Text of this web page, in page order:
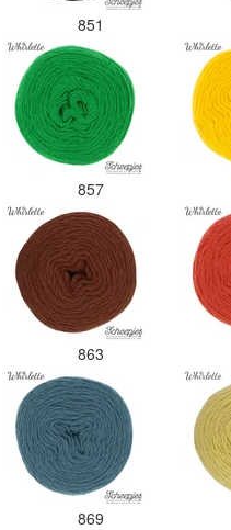
851
857
863
869